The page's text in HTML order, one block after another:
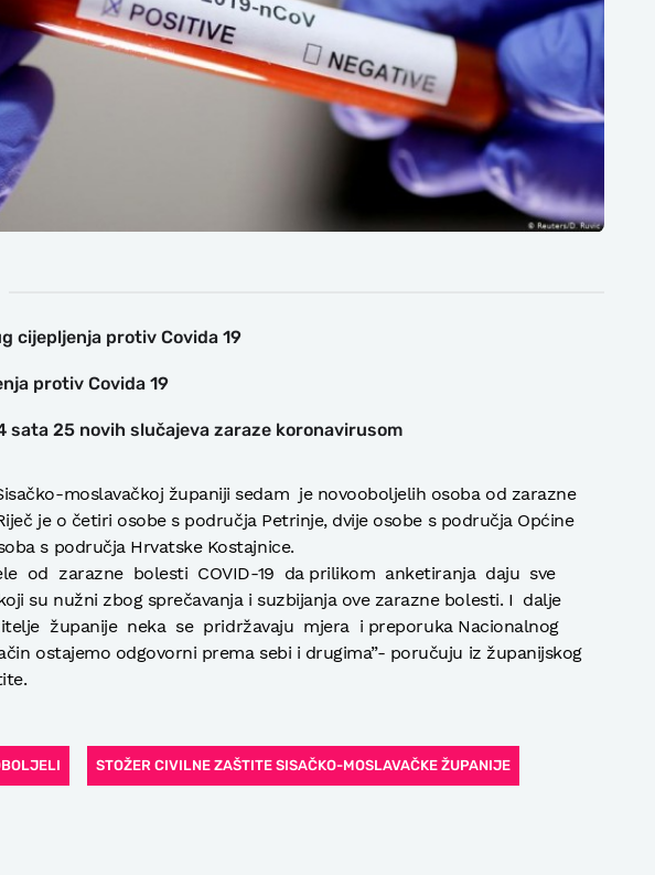
cijepljenja protiv Covida 19
protiv Covida 19
sata 25 novih slučajeva zaraze koronavirusom
moslavačkoj županiji sedam je novooboljelih osoba od zarazne
je o četiri osobe s područja Petrinje, dvije osobe s područja Općine
s područja Hrvatske Kostajnice.
od zarazne bolesti COVID-19 da prilikom anketiranja daju sve
su nužni zbog sprečavanja i suzbijanja ove zarazne bolesti. I dalje
županije neka se pridržavaju mjera i preporuka Nacionalnog
ostajemo odgovorni prema sebi i drugima”- poručuju iz županijskog
STOŽER CIVILNE ZAŠTITE SISAČKO-MOSLAVAČKE ŽUPANIJE